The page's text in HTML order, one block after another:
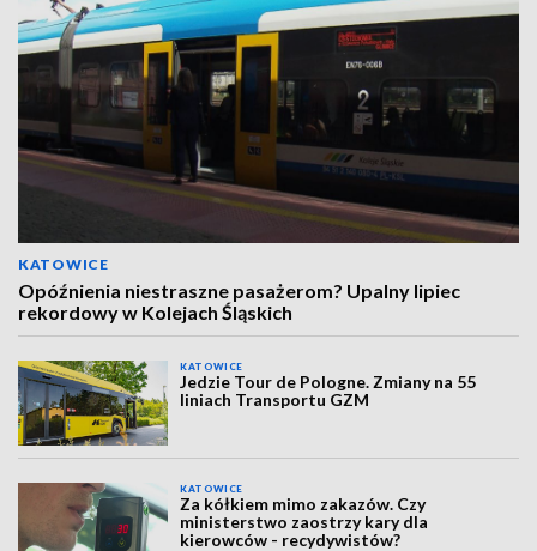
KATOWICE
Opóźnienia niestraszne pasażerom? Upalny lipiec
rekordowy w Kolejach Śląskich
KATOWICE
Jedzie Tour de Pologne. Zmiany na 55
liniach Transportu GZM
KATOWICE
Za kółkiem mimo zakazów. Czy
ministerstwo zaostrzy kary dla
kierowców - recydywistów?